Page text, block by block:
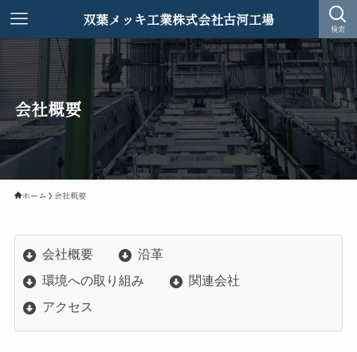
双葉メッキ工業株式会社古河工場 検索
会社概要
ホーム 会社概要
会社概要
沿革
環境への取り組み
関連会社
アクセス